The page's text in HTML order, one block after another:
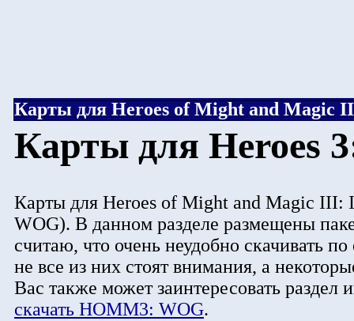
Карты для Heroes of Might and Magic
Карты для Heroes
Карты для Heroes of Might and Magic III:
WOG). В данном разделе размещены
считаю, что очень неудобно скачивать
не все из них стоят внимания, а
Вас также может заинтересовать раздел
скачать HOMM3: WOG.